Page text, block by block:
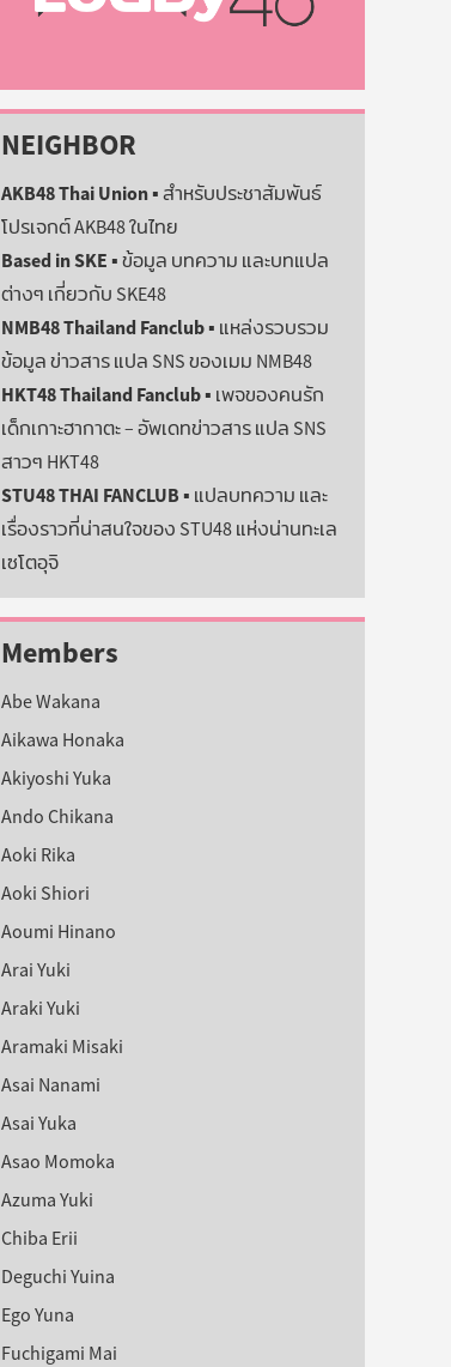
NEIGHBOR
AKB48 Thai Union▪️ สำหรับประชาสัมพันธ์
โปรเจกต์ AKB48 ในไทย
Based in SKE ▪️ ข้อมูล บทความ และบทแปล
ต่างๆ เกี่ยวกับ SKE48
NMB48 Thailand Fanclub▪️ แหล่งรวบรวม
ข้อมูล ข่าวสาร แปล SNS ของเมม NMB48
HKT48 Thailand Fanclub▪️ เพจของคนรัก
เด็กเกาะฮากาตะ – อัพเดทข่าวสาร แปล SNS
สาวๆ HKT48
STU48 THAI FANCLUB ▪️ แปลบทความ และ
เรื่องราวที่น่าสนใจของ STU48 แห่งน่านทะเล
เซโตอุจิ
Members
Abe Wakana
Aikawa Honaka
Akiyoshi Yuka
Ando Chikana
Aoki Rika
Aoki Shiori
Aoumi Hinano
Arai Yuki
Araki Yuki
Aramaki Misaki
Asai Nanami
Asai Yuka
Asao Momoka
Azuma Yuki
Chiba Erii
Deguchi Yuina
Ego Yuna
Fuchigami Mai